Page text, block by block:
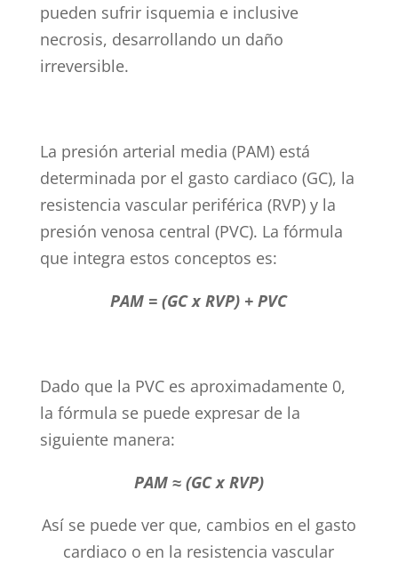
pueden sufrir isquemia e inclusive
necrosis, desarrollando un daño
irreversible.
La presión arterial media (PAM) está
determinada por el gasto cardiaco (GC), la
resistencia vascular periférica (RVP) y la
presión venosa central (PVC). La fórmula
que integra estos conceptos es:
PAM = (GC x RVP) + PVC
Dado que la PVC es aproximadamente 0,
la fórmula se puede expresar de la
siguiente manera:
PAM ≈ (GC x RVP)
Así se puede ver que, cambios en el gasto
cardiaco o en la resistencia vascular